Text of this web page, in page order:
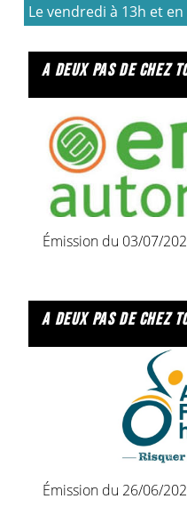
Le vendredi à 13h et
a deux pas de chez
Émission du 03/07/
a deux pas de chez
Émission du 26/06/